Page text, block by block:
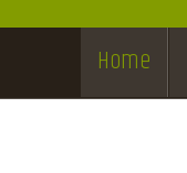
Home